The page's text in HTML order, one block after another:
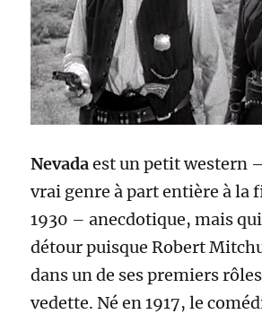
Nevadaest un petit western
vrai genre à part entière à la
1930 – anecdotique, mais
détour puisque Robert
dans un de ses premiers
vedette. Né en 1917, le